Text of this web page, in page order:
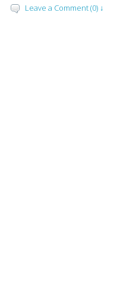
Leave a Comment (0) ↓